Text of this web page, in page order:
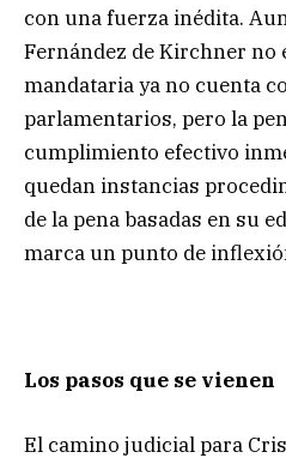
con una fuerza inédita.
Fernández de Kirchner no
mandataria ya no cuenta
parlamentarios, pero la
cumplimiento efectivo
quedan instancias
de la pena basadas en su
marca un punto de
Los pasos que se vienen
El camino judicial para